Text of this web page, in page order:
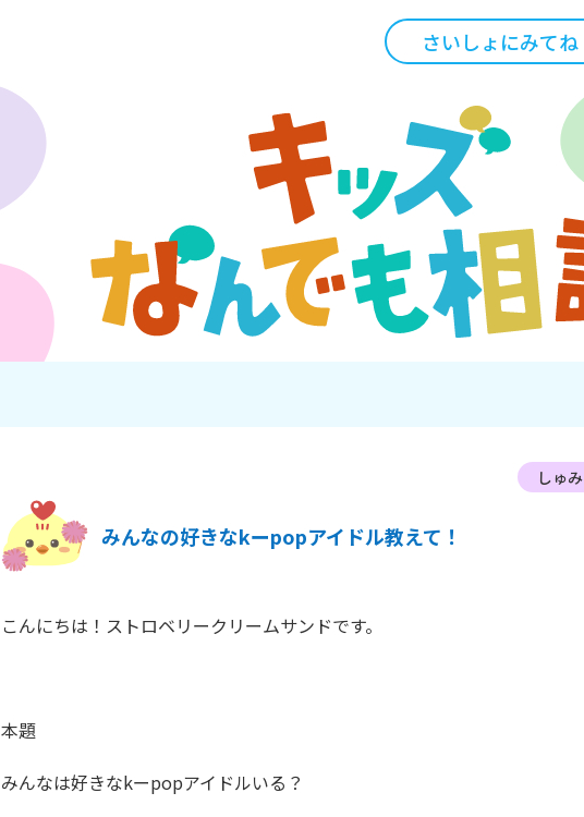
さいしょにみてね
しゅみ
みんなの好きなkーpopアイドル教えて！
こんにちは！ストロベリークリームサンドです。
本題
みんなは好きなkーpopアイドルいる？